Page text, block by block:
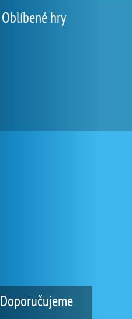
Oblíbené hry
Doporučujeme